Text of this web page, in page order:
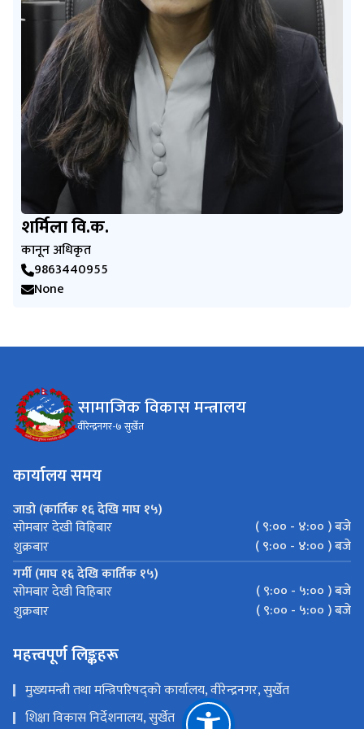
शर्मिला वि.क.
कानून अधिकृत
9863440955
None
सामाजिक विकास मन्त्रालय
वीरेन्द्रनगर-७ सुर्खेत
कार्यालय समय
जाडो (कार्तिक १६ देखि माघ १५)
सोमबार देखी विहिबार
( ९:०० - ४:०० ) बजे
शुक्रबार
( ९:०० - ४:०० ) बजे
गर्मी (माघ १६ देखि कार्तिक १५)
सोमबार देखी विहिबार
( ९:०० - ५:०० ) बजे
शुक्रबार
( ९:०० - ५:०० ) बजे
महत्त्वपूर्ण लिङ्कहरू
मुख्यमन्त्री तथा मन्त्रिपरिषद्को कार्यालय, वीरेन्द्रनगर, सुर्खेत
शिक्षा विकास निर्देशनालय, सुर्खेत